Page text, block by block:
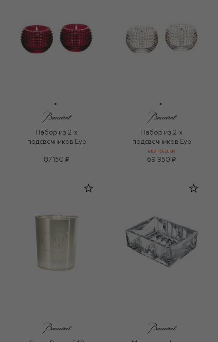
Набор из 2-х
подсвечников Eye
87 150 ₽
Набор из 2-х
подсвечников Eye
BEST-SELLER
69 950 ₽